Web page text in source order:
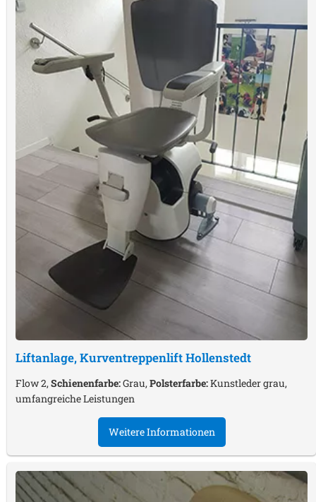
Liftanlage, KurventreppenliftHollenstedt
Flow 2,Schienenfarbe:Grau,Polsterfarbe:Kunstleder grau,
umfangreiche Leistungen
Weitere Informationen